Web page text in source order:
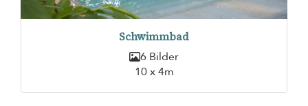
Schwimmbad
6 Bilder
10 x 4m